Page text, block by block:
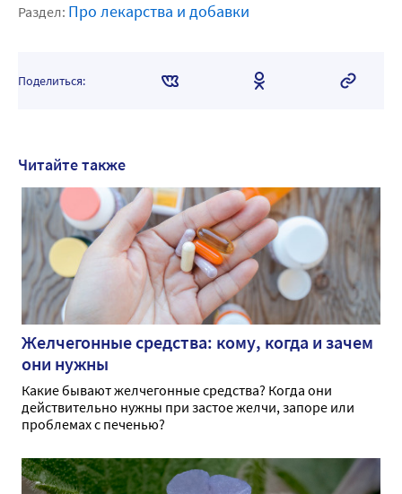
Раздел: Про лекарства и добавки
Поделиться:
Читайте также
Желчегонные средства: кому, когда и зачем
они нужны
Какие бывают желчегонные средства? Когда они
действительно нужны при застое желчи, запоре или
проблемах с печенью?